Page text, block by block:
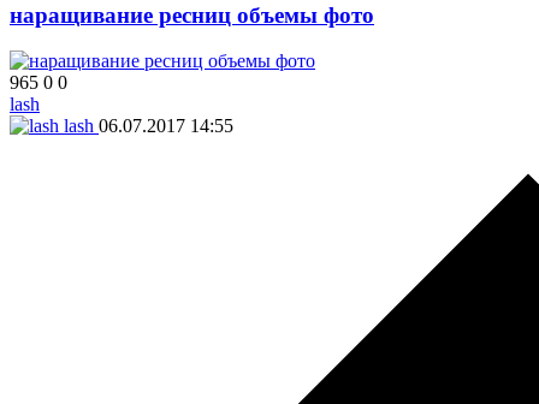
наращивание ресниц объемы фото
965 0 0
lash
lash 06.07.2017 14:55